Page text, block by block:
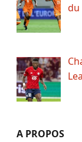
du
A PROPOS